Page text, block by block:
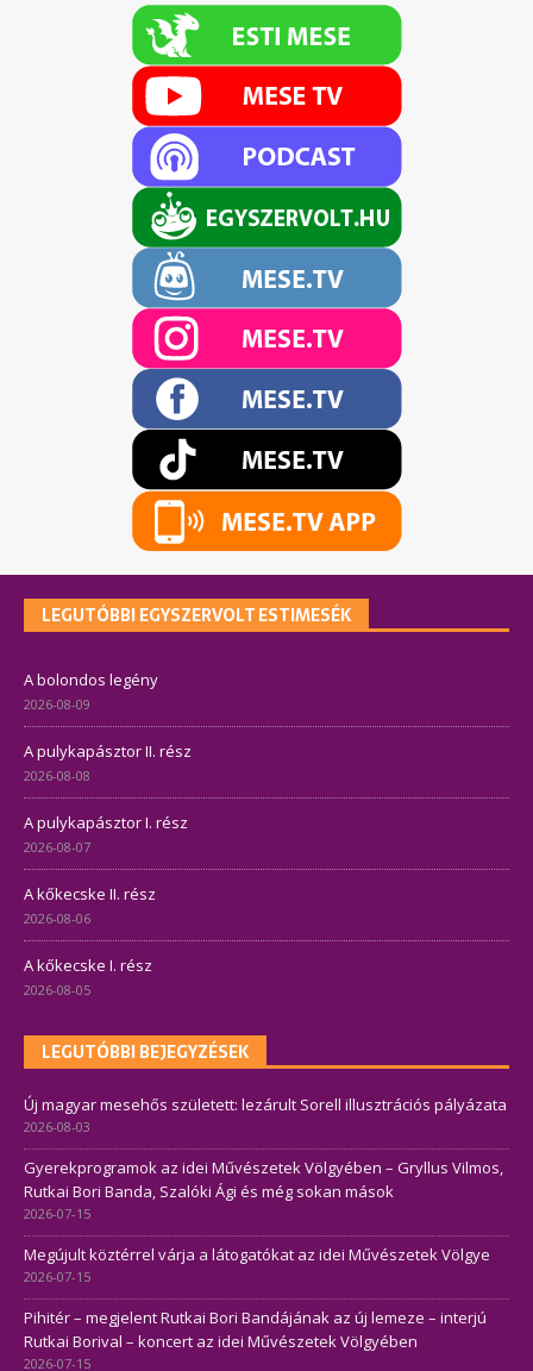
LEGUTÓBBI EGYSZERVOLT ESTIMESÉK
A bolondos legény
2026-08-09
A pulykapásztor II. rész
2026-08-08
A pulykapásztor I. rész
2026-08-07
A kőkecske II. rész
2026-08-06
A kőkecske I. rész
2026-08-05
LEGUTÓBBI BEJEGYZÉSEK
Új magyar mesehős született: lezárult Sorell illusztrációs pályázata
2026-08-03
Gyerekprogramok az idei Művészetek Völgyében – Gryllus Vilmos,
Rutkai Bori Banda, Szalóki Ági és még sokan mások
2026-07-15
Megújult köztérrel várja a látogatókat az idei Művészetek Völgye
2026-07-15
Pihitér – megjelent Rutkai Bori Bandájának az új lemeze – interjú
Rutkai Borival – koncert az idei Művészetek Völgyében
2026-07-15